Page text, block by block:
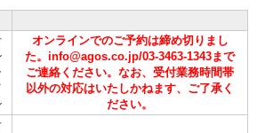
オンラインでのご予約は締め切りまし
た。info@agos.co.jp/03-3463-1343まで
ご連絡ください。なお、受付業務時間帯
以外の対応はいたしかねます、ご了承く
ださい。